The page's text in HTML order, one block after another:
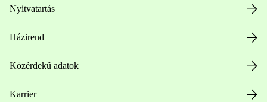
Nyitvatartás
Házirend
Közérdekű adatok
Karrier